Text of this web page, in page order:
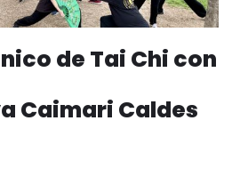
de Tai Chi con
Caimari Caldes